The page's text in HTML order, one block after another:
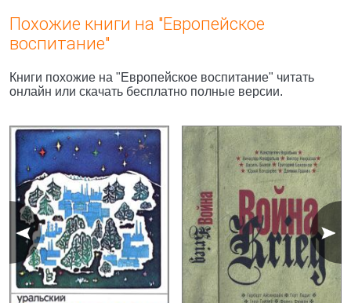
Похожие книги на "Европейское
воспитание"
Книги похожие на "Европейское воспитание" читать
онлайн или скачать бесплатно полные версии.